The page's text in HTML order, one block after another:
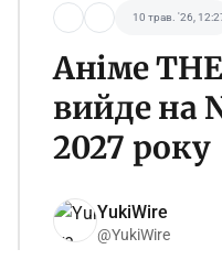
10 трав. '26,
Аніме
вийде на
2027 року
YukiWire
@YukiWire